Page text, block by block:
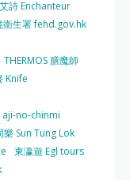
艾詩 Enchanteur
衛生署 fehd.gov.hk
THERMOS 膳魔師
Knife
aji-no-chinmi
樂 Sun Tung Lok
東瀛遊 Egl tours